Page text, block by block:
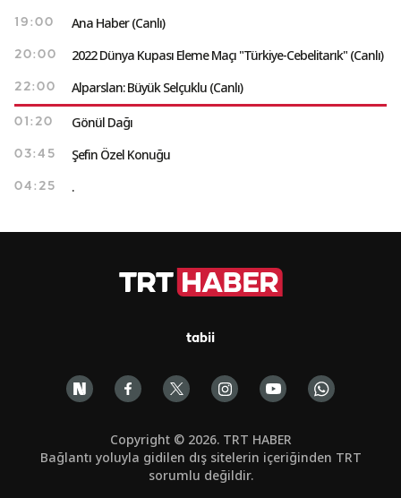
19:00 Ana Haber (Canlı)
20:00 2022 Dünya Kupası Eleme Maçı "Türkiye-Cebelitarık" (Canlı)
22:00 Alparslan: Büyük Selçuklu (Canlı)
01:20 Gönül Dağı
03:45 Şefin Özel Konuğu
04:25 .
tabii
Copyright © 2026. TRT HABER
Bağlantı yoluyla gidilen dış sitelerin içeriğinden TRT
sorumlu değildir.